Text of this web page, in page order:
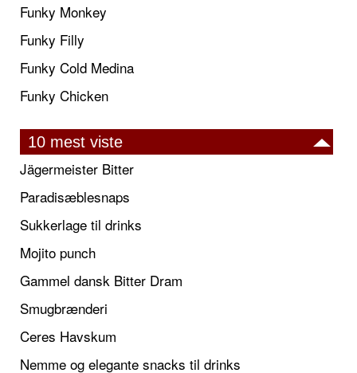
Funky Monkey
Funky Filly
Funky Cold Medina
Funky Chicken
10 mest viste
Jägermeister Bitter
Paradisæblesnaps
Sukkerlage til drinks
Mojito punch
Gammel dansk Bitter Dram
Smugbrænderi
Ceres Havskum
Nemme og elegante snacks til drinks